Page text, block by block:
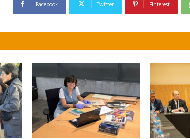
Facebook Twitter Pinterest